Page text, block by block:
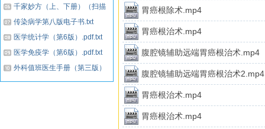
千家妙方（上、下册）（扫描
版）.txt...
传染病学第八版电子书.txt
医学统计学（第6版）.pdf.txt
医学免疫学（第6版）.pdf.txt
外科值班医生手册（第三版）
（高清中文版）.pdf...
胃癌根除术.mp4
胃癌根治术.mp4
腹腔镜辅助远端胃癌根治术.mp4
腹腔镜辅助远端胃癌根治术2.mp4
胃癌根治术.mp4
胃癌根治术.mp4